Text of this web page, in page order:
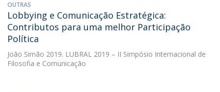
OUTRAS
Lobbying e Comunicação Estratégica:
Contributos para uma melhor Participação
Política
João Simão 2019. LUBRAL 2019 – II Simpósio Internacional de
Filosofia e Comunicação